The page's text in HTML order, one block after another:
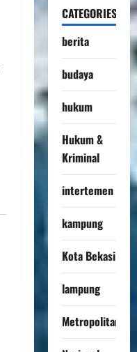
CATEGORIES
berita
budaya
hukum
Hukum &
Kriminal
intertemen
kampung
Kota Bekasi
lampung
Metropolitan